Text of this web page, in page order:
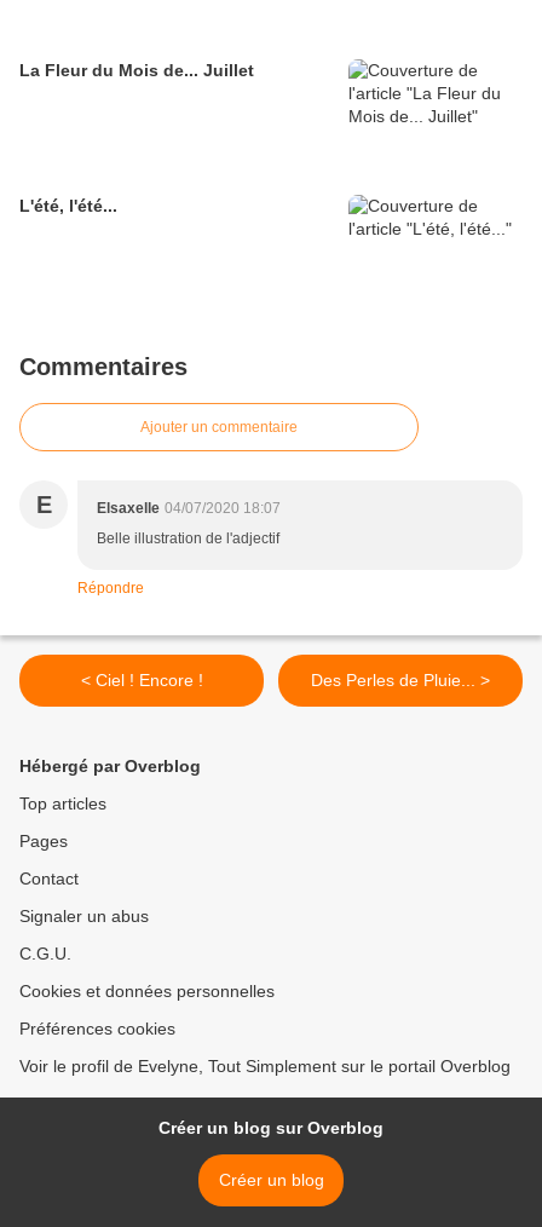
La Fleur du Mois de... Juillet
L'été, l'été...
Commentaires
Ajouter un commentaire
E Elsaxelle 04/07/2020 18:07
Belle illustration de l'adjectif
Répondre
< Ciel ! Encore ! Des Perles de Pluie... >
Hébergé par Overblog
Top articles
Pages
Contact
Signaler un abus
C.G.U.
Cookies et données personnelles
Préférences cookies
Voir le profil de Evelyne, Tout Simplement sur le portail Overblog
Créer un blog sur Overblog
Créer un blog